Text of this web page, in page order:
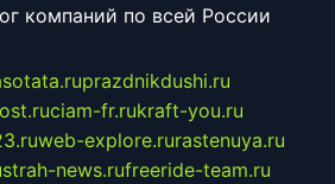
компаний по всей России
prazdnikdushi.ru
ciam-fr.rukraft-you.ru
web-explore.rurastenuya.ru
strah-news.rufreeride-team.ru